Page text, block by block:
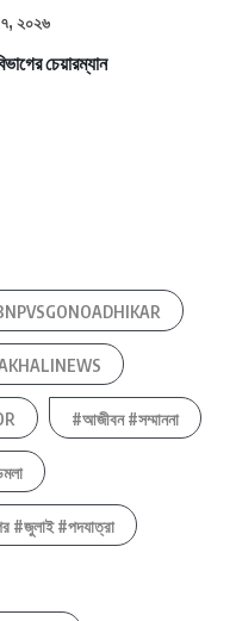
২০২৬
চেয়ারম্যান
#আজীবন #সম্মাননা
#জুলাই #পদযাত্রা